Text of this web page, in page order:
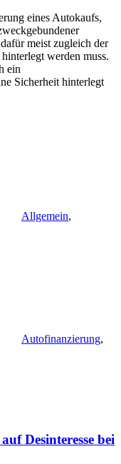
eines Autokaufs,
meist zugleich der
werden muss.
ein
Sicherheit hinterlegt
Allgemein,
Autofinanzierung,
Desinteresse bei